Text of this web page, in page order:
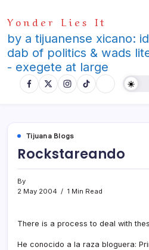
to
content
Yonder Lies It
by a tijuanense xicano:
dab of politics & wads
- exegete at large
Tijuana Blogs
Rockstareando
By
2 May 2004
1 Min Read
There is a process to deal with
He conocido a la raza bloguera: